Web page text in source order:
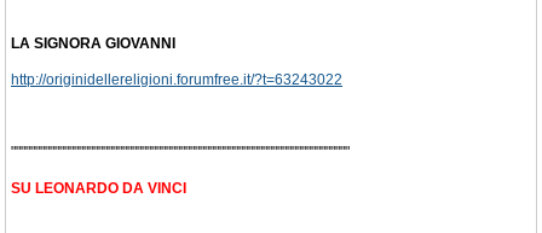
LA SIGNORA GIOVANNI
http://originidellereligioni.forumfree.it/?t=63243022
""""""""""""""""""""""""""""""""""""""""""""""""""""""""""""""""""""""
SU LEONARDO DA VINCI